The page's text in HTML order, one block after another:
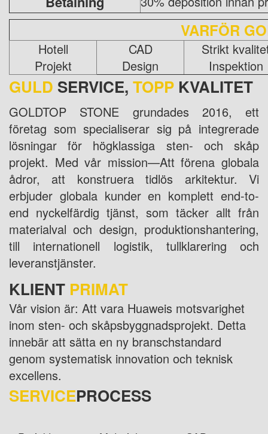
VARFÖR
Hotell
Projekt
CAD
Design
Strikt
Inspektion
GULD SERVICE, TOPP KVALITET
GOLDTOP STONE grundades 2016, ett
företag som specialiserar sig på integrerade
lösningar för högklassiga sten- och skåp
projekt. Med vår mission—Att förena globala
ådror, att konstruera tidlös arkitektur. Vi
erbjuder globala kunder en komplett end-to-
end nyckelfärdig tjänst, som täcker allt från
materialval och design, produktionshantering,
till internationell logistik, tullklarering och
leveranstjänster.
KLIENT PRIMAT
Vår vision är: Att vara Huaweis motsvarighet
inom sten- och skåpsbyggnadsprojekt. Detta
innebär att sätta en ny branschstandard
genom systematisk innovation och teknisk
excellens.
SERVICEPROCESS